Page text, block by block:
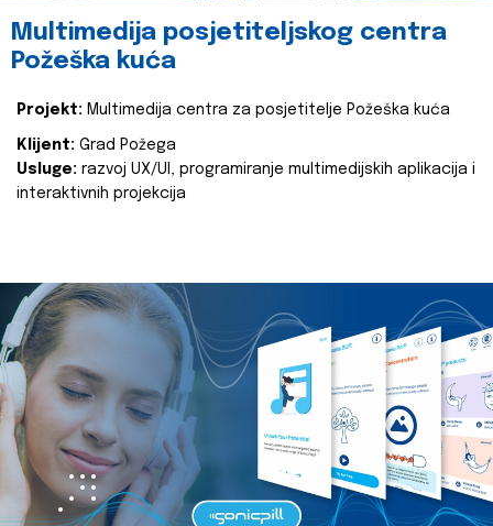
Multimedija posjetiteljskog centra
Požeška kuća
Projekt: Multimedija centra za posjetitelje Požeška kuća
Klijent: Grad Požega
Usluge: razvoj UX/UI, programiranje multimedijskih aplikacija i
interaktivnih projekcija